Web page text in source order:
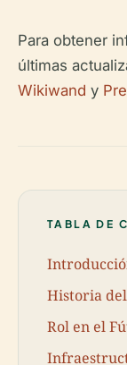
Para obtener
últimas
Wikiwand y
TABLA DE
Historia
Rol en el